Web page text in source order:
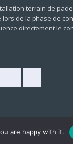
terrain de
de la phase de
directement le
are happy with it.